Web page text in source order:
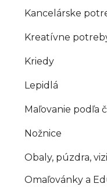
Kancelárske
Kreatívne
Kriedy
Lepidlá
Maľovanie podľa
Nožnice
Obaly, púzdra,
Omaľovánky a